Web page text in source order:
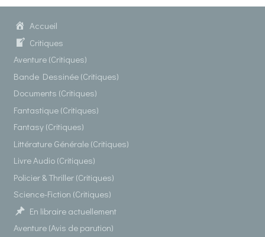
Accueil
Critiques
Aventure (Critiques)
Bande Dessinée (Critiques)
Documents (Critiques)
Fantastique (Critiques)
Fantasy (Critiques)
Littérature Générale (Critiques)
Livre Audio (Critiques)
Policier & Thriller (Critiques)
Science-Fiction (Critiques)
En libraire actuellement
Aventure (Avis de parution)